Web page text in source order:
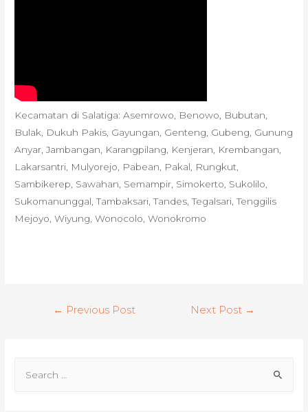
Kecamatan di Salatiga: Asemrowo, Benowo, Bubutan,
Bulak, Dukuh Pakis, Gayungan, Genteng, Gubeng, Gunung
Anyar, Jambangan, Karangpilang, Kenjeran, Krembangan,
Lakarsantri, Mulyorejo, Pabean, Pakal, Rungkut,
Sambikerep, Sawahan, Semampir, Simokerto, Sukolilo,
Sukomanunggal, Tambaksari, Tandes, Tegalsari, Tenggilis
Mejoyo, Wiyung, Wonocolo, Wonokromo
← Previous Post Next Post →